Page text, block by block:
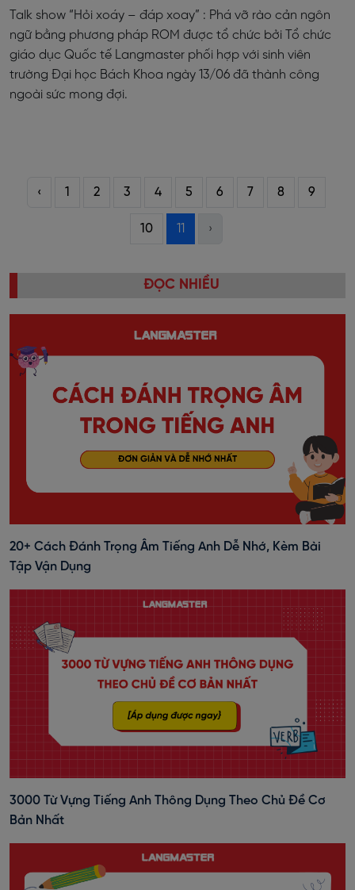
Talk show “Hỏi xoáy – đáp xoay” : Phá vỡ rào cản ngôn
ngữ bằng phương pháp ROM được tổ chức bởi Tổ chức
giáo dục Quốc tế Langmaster phối hợp với sinh viên
trường Đại học Bách Khoa ngày 13/06 đã thành công
ngoài sức mong đợi.
‹ 1 2 3 4 5 6 7 8 9
10 11 ›
ĐỌC NHIỀU
20+ Cách Đánh Trọng Âm Tiếng Anh Dễ Nhớ, Kèm Bài
Tập Vận Dụng
3000 Từ Vựng Tiếng Anh Thông Dụng Theo Chủ Đề Cơ
Bản Nhất